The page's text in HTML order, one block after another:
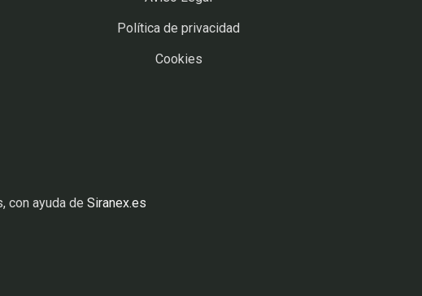
Política de privacidad
Cookies
con ayuda deSiranex.es